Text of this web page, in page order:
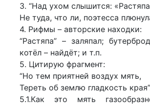
3. “Над ухом слышится:
Не туда, что ли, поэтесса
4. Рифмы – авторские находки:
“Растяпа” – заляпал;
котёл – найдёт; и т.п.
5. Цитирую фрагмент:
“Но тем приятней воздух мять,
Тереть об землю гладкость
5.1.Как это мять